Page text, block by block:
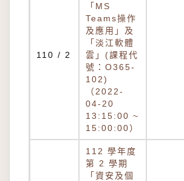
110 / 2
「MS
Teams操作
及應用」及
「淡江軟體
雲」(課程代
號：O365-
102)
（2022-
04-20
13:15:00 ~
15:00:00）
112 學年度
第 2 學期
「資安及個